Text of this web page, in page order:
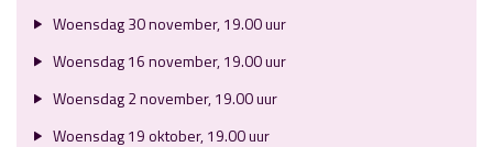
Woensdag 30 november, 19.00 uur
Woensdag 16 november, 19.00 uur
Woensdag 2 november, 19.00 uur
Woensdag 19 oktober, 19.00 uur